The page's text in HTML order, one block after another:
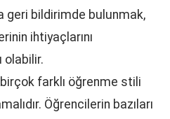
geri bildirimde bulunmak,
ihtiyaçlarını
olabilir.
farklı öğrenme stili
Öğrencilerin bazıları